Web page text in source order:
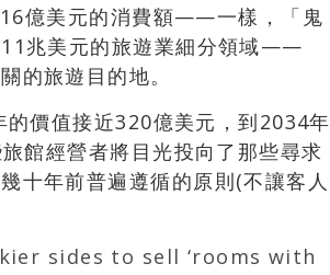
億美元的消費額——一樣，「鬼
11兆美元的旅遊業細分領域——
的旅遊目的地。
價值接近320億美元，到2034年
館經營者將目光投向了那些尋求
十年前普遍遵循的原則(不讓客人
sides to sell ‘rooms with